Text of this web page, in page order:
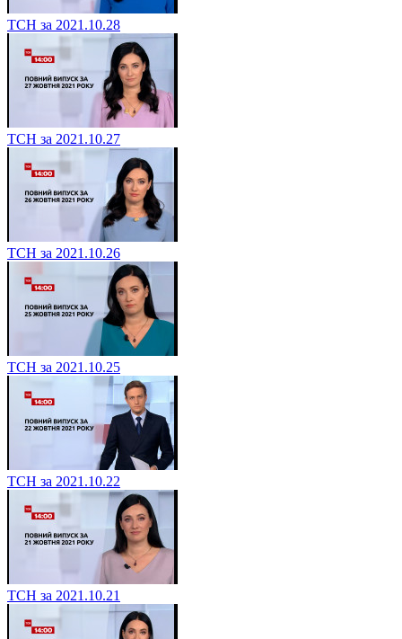
ТСН за 2021.10.28
ТСН за 2021.10.27
ТСН за 2021.10.26
ТСН за 2021.10.25
ТСН за 2021.10.22
ТСН за 2021.10.21